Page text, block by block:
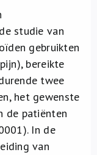
studie van
gebruikten
bereikte
twee
het gewenste
de patiënten
In de
van